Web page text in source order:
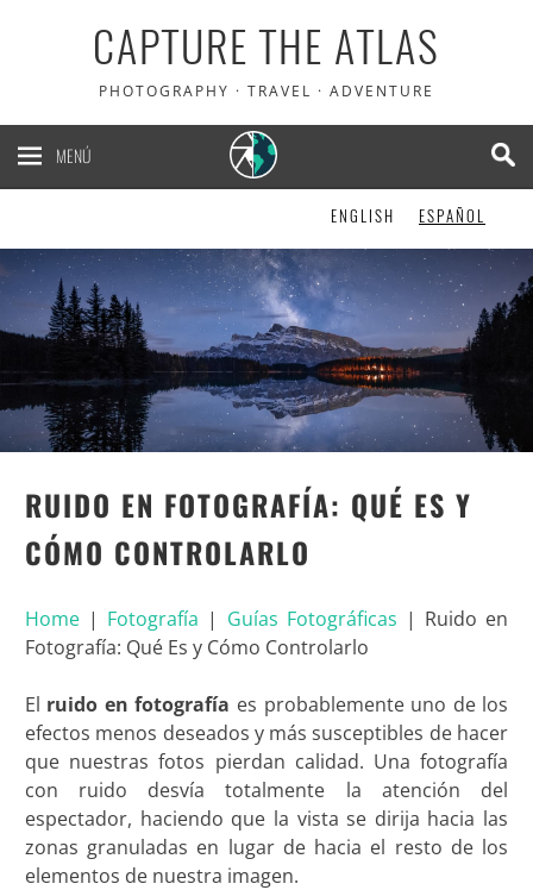
CAPTURE THE ATLAS
PHOTOGRAPHY · TRAVEL · ADVENTURE
MENÚ
ENGLISH ESPAÑOL
RUIDO EN FOTOGRAFÍA: QUÉ ES Y
CÓMO CONTROLARLO
Home| Fotografía | Guías Fotográficas | Ruido en
Fotografía: Qué Es y Cómo Controlarlo
El ruido en fotografía es probablemente uno de los
efectos menos deseados y más susceptibles de hacer
que nuestras fotos pierdan calidad. Una fotografía
con ruido desvía totalmente la atención del
espectador, haciendo que la vista se dirija hacia las
zonas granuladas en lugar de hacia el resto de los
elementos de nuestra imagen.